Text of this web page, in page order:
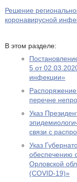
Решение
коронавирусной
В этом разделе:
5 от
инфекции»
перечне
Указ
связи с
Указ
обеспечению
Орловской
(COVID-19)»